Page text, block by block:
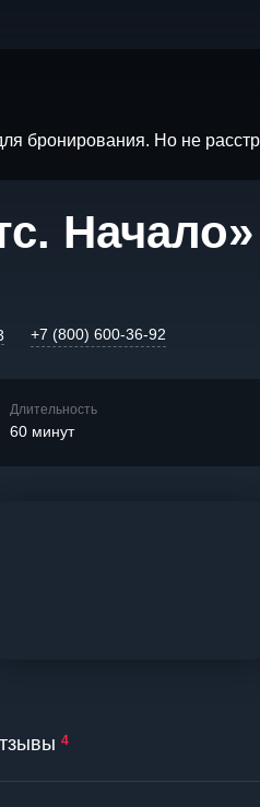
бронирования. Но не
Начало»
+7 (800) 600-36-92
Длительность
60 минут
4